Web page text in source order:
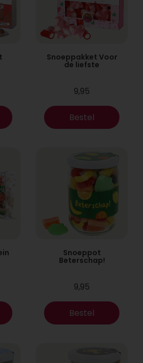
Snoeppakket Voor
de liefste
9,95
Bestel
Snoeppot
Beterschap!
9,95
Bestel